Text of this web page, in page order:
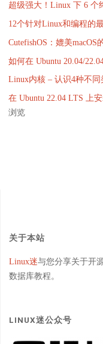
超级强大！Linux 下 6 个
12个针对Linux和编程的
CutefishOS：媲美macOS
如何在 Ubuntu 20.04/
Linux内核 – 认识4种不同
在 Ubuntu 22.04 LTS 上
浏览
关于本站
Linux迷与您分享关于开
数据库教程。
LINUX迷公众号